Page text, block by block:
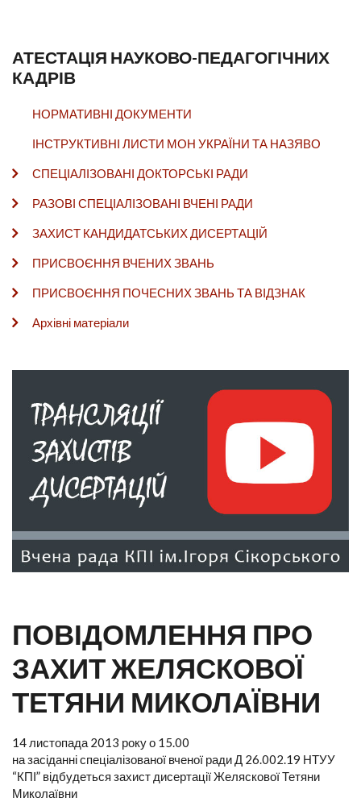
АТЕСТАЦІЯ НАУКОВО-ПЕДАГОГІЧНИХ
КАДРІВ
НОРМАТИВНІ ДОКУМЕНТИ
ІНСТРУКТИВНІ ЛИСТИ МОН УКРАЇНИ ТА НАЗЯВО
СПЕЦІАЛІЗОВАНІ ДОКТОРСЬКІ РАДИ
РАЗОВІ СПЕЦІАЛІЗОВАНІ ВЧЕНІ РАДИ
ЗАХИСТ КАНДИДАТСЬКИХ ДИСЕРТАЦІЙ
ПРИСВОЄННЯ ВЧЕНИХ ЗВАНЬ
ПРИСВОЄННЯ ПОЧЕСНИХ ЗВАНЬ ТА ВІДЗНАК
Архівні матеріали
ПОВІДОМЛЕННЯ ПРО
ЗАХИТ ЖЕЛЯСКОВОЇ
ТЕТЯНИ МИКОЛАЇВНИ
14 листопада 2013 року о 15.00
на засіданні спеціалізованої вченої ради Д 26.002.19 НТУУ
“КПІ” відбудеться захист дисертації Желяскової Тетяни
Миколаївни